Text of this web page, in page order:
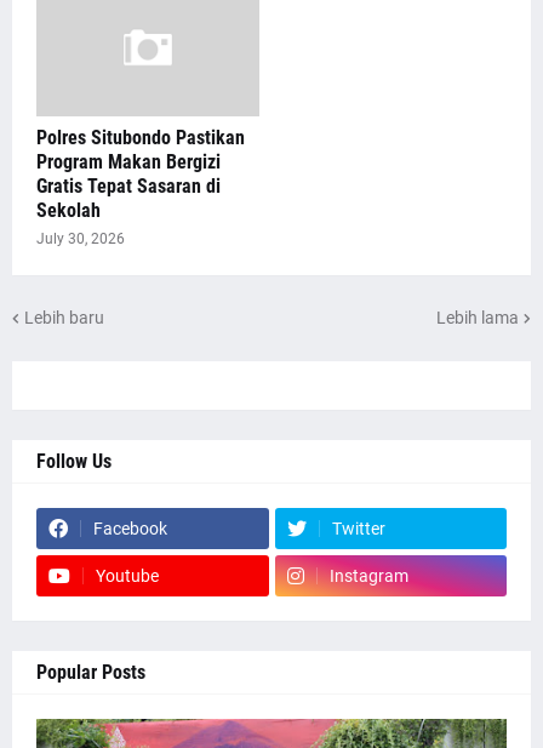
Polres Situbondo Pastikan
Program Makan Bergizi
Gratis Tepat Sasaran di
Sekolah
July 30, 2026
Lebih baru Lebih lama
Follow Us
Facebook Twitter
Youtube Instagram
Popular Posts